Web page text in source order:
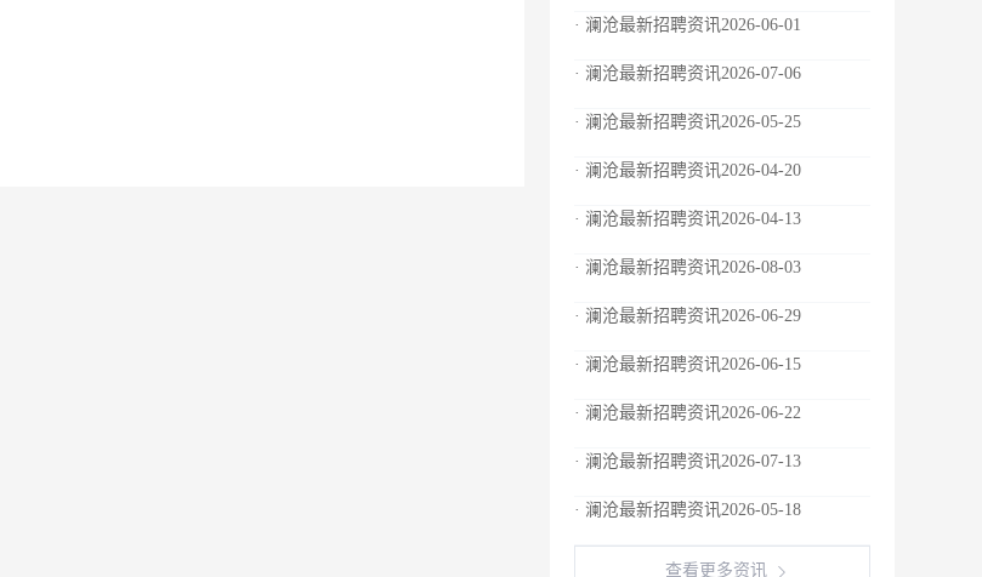
· 澜沧最新招聘资讯2026-06-01
· 澜沧最新招聘资讯2026-07-06
· 澜沧最新招聘资讯2026-05-25
· 澜沧最新招聘资讯2026-04-20
· 澜沧最新招聘资讯2026-04-13
· 澜沧最新招聘资讯2026-08-03
· 澜沧最新招聘资讯2026-06-29
· 澜沧最新招聘资讯2026-06-15
· 澜沧最新招聘资讯2026-06-22
· 澜沧最新招聘资讯2026-07-13
· 澜沧最新招聘资讯2026-05-18
查看更多资讯